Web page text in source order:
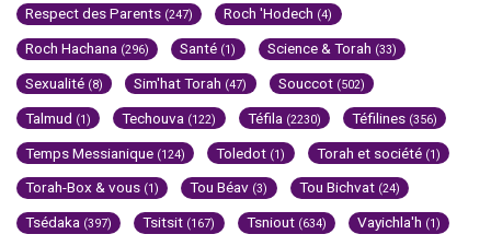
Respect des Parents (247) Roch 'Hodech (4)
Roch Hachana (296) Santé (1) Science & Torah (33)
Sexualité (8) Sim'hat Torah (47) Souccot (502)
Talmud (1) Techouva (122) Téfila (2230) Téfilines (356)
Temps Messianique (124) Toledot (1) Torah et société (1)
Torah-Box & vous (1) Tou Béav (3) Tou Bichvat (24)
Tsédaka (397) Tsitsit (167) Tsniout (634) Vayichla'h (1)